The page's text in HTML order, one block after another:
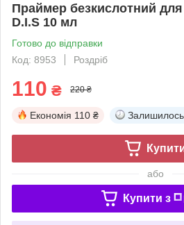
Праймер безкислотний для
D.I.S 10 мл
Готово до відправки
Код: 8953
Роздріб
110 ₴ 220 ₴
Економія 110 ₴ Залишилось
або
Купити з